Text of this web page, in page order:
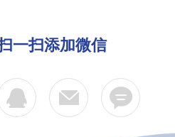
一扫添加微信